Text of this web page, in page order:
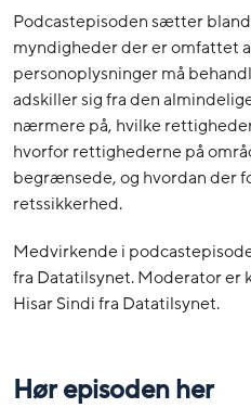
Podcastepisoden sætter
myndigheder der er omfattet
personoplysninger må
adskiller sig fra den
nærmere på, hvilke
hvorfor rettighederne på
begrænsede, og hvordan der
retssikkerhed.
Medvirkende i
fra Datatilsynet. Moderator er
Hisar Sindi fra Datatilsynet.
Hør episoden her